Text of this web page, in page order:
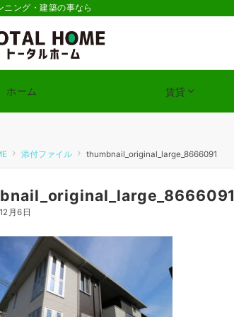
ニング・建築の事なら
ホーム 賃貸
添付ファイル thumbnail_original_large_8666091
月6日